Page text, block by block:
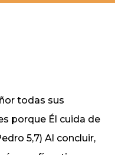
todas sus
porque Él cuida de
5,7) Al concluir,